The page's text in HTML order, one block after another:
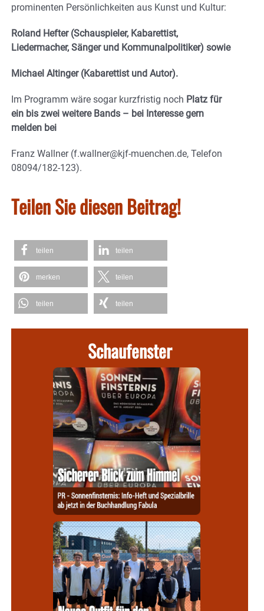
prominenten Persönlichkeiten aus Kunst und Kultur:
Roland Hefter (Schauspieler, Kabarettist,
Liedermacher, Sänger und Kommunalpolitiker) sowie
Michael Altinger (Kabarettist und Autor).
Im Programm wäre sogar kurzfristig noch Platz für
ein bis zwei weitere Bands – bei Interesse gern
melden bei
Franz Wallner (f.wallner@kjf-muenchen.de, Telefon
08094/182-123).
Teilen Sie diesen Beitrag!
teilen teilen
merken teilen
teilen teilen
Schaufenster